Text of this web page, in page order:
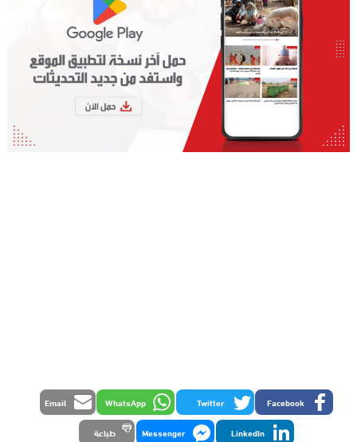
Facebook
Twitter
WhatsApp
Email
LinkedIn
Messenger طباعة